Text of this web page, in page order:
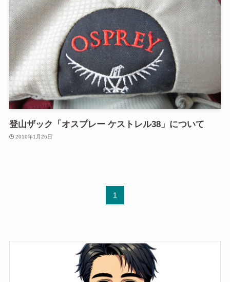
登山ザック「オスプレー ケストレル38」について
2010年1月26日
1